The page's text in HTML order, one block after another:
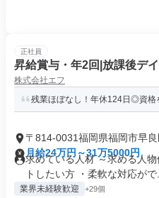
正社員
昇給賞与・年2回|放課後デ
株式会社エフ
残業ほぼなし！年休124日◎資格
〒814-0031福岡県福岡市早
月給24万円～31万5000円
求めている人材 ～求める人
トしたい方 ・柔軟な対応がで...
業界未経験歓迎 +29個